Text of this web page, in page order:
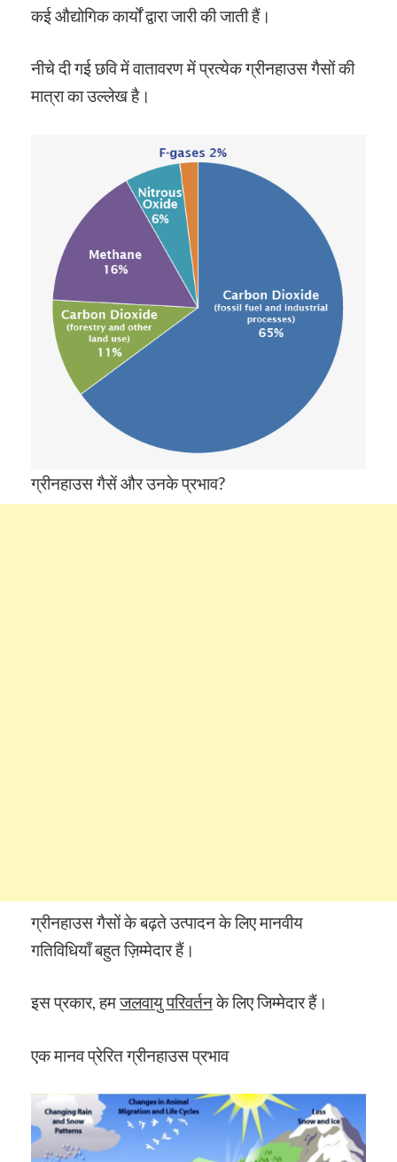
कई औद्योगिक कार्यों द्वारा जारी की जाती हैं।
नीचे दी गई छवि में वातावरण में प्रत्येक ग्रीनहाउस गैसों की
मात्रा का उल्लेख है।
ग्रीनहाउस गैसें और उनके प्रभाव?
ग्रीनहाउस गैसों के बढ़ते उत्पादन के लिए मानवीय
गतिविधियाँ बहुत ज़िम्मेदार हैं।
इस प्रकार, हमजलवायु परिवर्तनके लिए जिम्मेदार हैं।
एक मानव प्रेरित ग्रीनहाउस प्रभाव